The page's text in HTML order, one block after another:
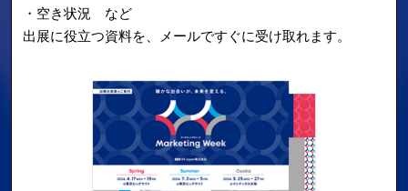
・空き状況 など
出展に役立つ資料を、メールですぐに受け取れます。